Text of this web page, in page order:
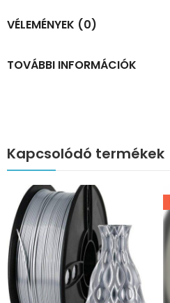
VÉLEMÉNYEK (0)
TOVÁBBI INFORMÁCIÓK
Kapcsolódó termékek